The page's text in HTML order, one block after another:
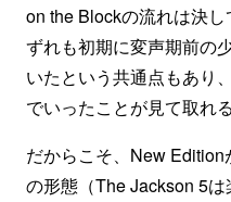
on the Blockの流れは決
ずれも初期に変声期前の
いたという共通点もあり
でいったことが見て取れる
だからこそ、New
の形態（The Jackson 5